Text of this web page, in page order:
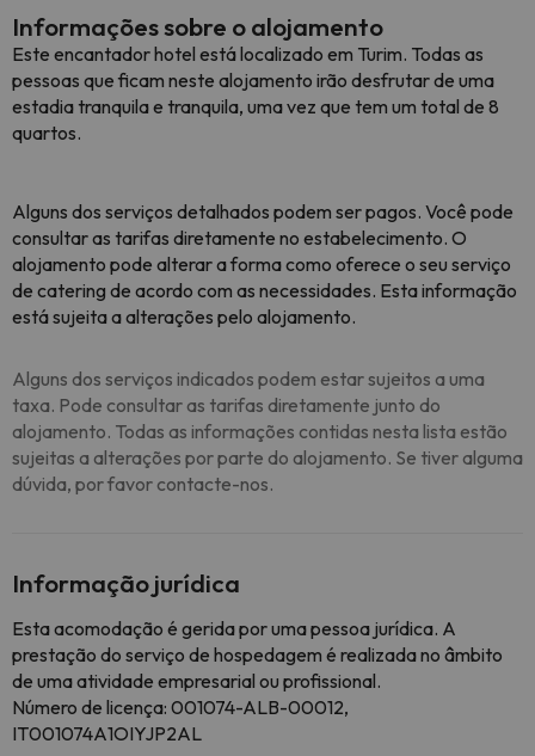
Informações sobre o alojamento
Este encantador hotel está localizado em Turim. Todas as
pessoas que ficam neste alojamento irão desfrutar de uma
estadia tranquila e tranquila, uma vez que tem um total de 8
quartos.
Alguns dos serviços detalhados podem ser pagos. Você pode
consultar as tarifas diretamente no estabelecimento. O
alojamento pode alterar a forma como oferece o seu serviço
de catering de acordo com as necessidades. Esta informação
está sujeita a alterações pelo alojamento.
Alguns dos serviços indicados podem estar sujeitos a uma
taxa. Pode consultar as tarifas diretamente junto do
alojamento. Todas as informações contidas nesta lista estão
sujeitas a alterações por parte do alojamento. Se tiver alguma
dúvida, por favor contacte-nos.
Informação jurídica
Esta acomodação é gerida por uma pessoa jurídica. A
prestação do serviço de hospedagem é realizada no âmbito
de uma atividade empresarial ou profissional.
Número de licença: 001074-ALB-00012,
IT001074A1OIYJP2AL